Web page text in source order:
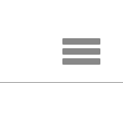
Toggle